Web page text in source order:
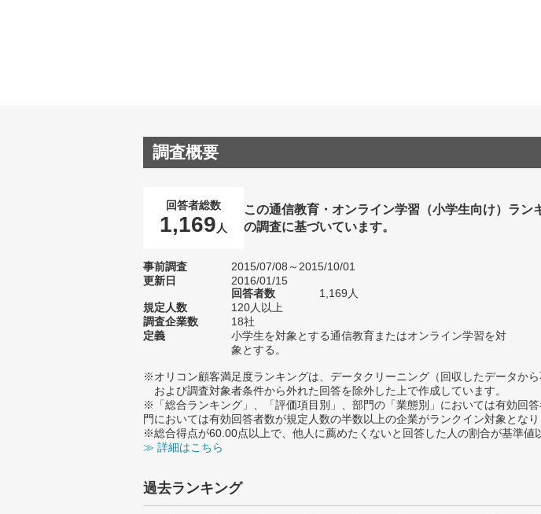
調査概要
回答者総数
1,169 人
この通信教育・オンライン学習（小学生向け）ラン
の調査に基づいています。
事前調査
2015/07/08～2015/10/01
更新日
2016/01/15
回答者数
1,169人
規定人数
120人以上
調査企業数
18社
定義
小学生を対象とする通信教育またはオンライン学習を対
象とする。
※オリコン顧客満足度ランキングは、データクリーニング（回収したデータから
および調査対象者条件から外れた回答を除外した上で作成しています。
※「総合ランキング」、「評価項目別」、部門の「業態別」においては有効回
門においては有効回答者数が規定人数の半数以上の企業がランクイン対象となり
※総合得点が60.00点以上で、他人に薦めたくないと回答した人の割合が基準値
≫ 詳細はこちら
過去ランキング